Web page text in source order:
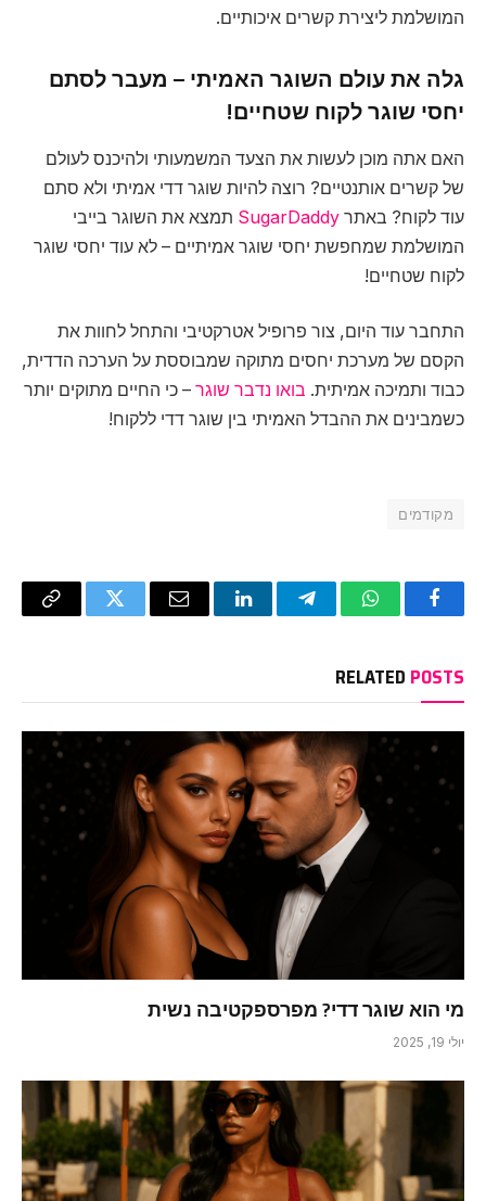
המושלמת ליצירת קשרים איכותיים.
גלה את עולם השוגר האמיתי – מעבר לסתם
יחסי שוגר לקוח שטחיים!
האם אתה מוכן לעשות את הצעד המשמעותי ולהיכנס לעולם
של קשרים אותנטיים? רוצה להיות שוגר דדי אמיתי ולא סתם
עוד לקוח? באתר SugarDaddy תמצא את השוגר בייבי
המושלמת שמחפשת יחסי שוגר אמיתיים – לא עוד יחסי שוגר
לקוח שטחיים!
התחבר עוד היום, צור פרופיל אטרקטיבי והתחל לחוות את
הקסם של מערכת יחסים מתוקה שמבוססת על הערכה הדדית,
כבוד ותמיכה אמיתית. בואו נדבר שוגר – כי החיים מתוקים יותר
כשמבינים את ההבדל האמיתי בין שוגר דדי ללקוח!
מקודמים
Facebook
WhatsApp
Telegram
LinkedIn
Email
Twitter
Copy
RELATED POSTS
מי הוא שוגר דדי? מפרספקטיבה נשית
יולי 19, 2025